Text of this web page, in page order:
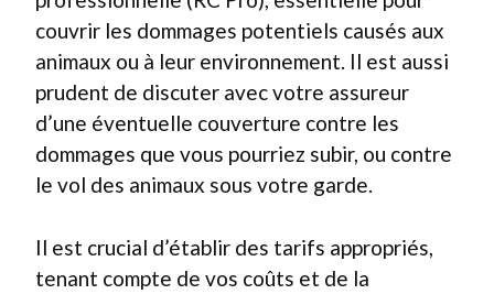
couvrir les dommages potentiels causés aux
animaux ou à leur environnement. Il est aussi
prudent de discuter avec votre assureur
d’une éventuelle couverture contre les
dommages que vous pourriez subir, ou contre
le vol des animaux sous votre garde.
Il est crucial d’établir des tarifs appropriés,
tenant compte de vos coûts et de la